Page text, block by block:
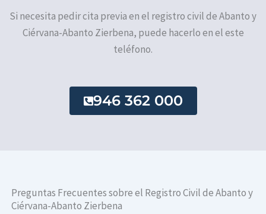
Si necesita pedir cita previa en el registro civil de Abanto y
Ciérvana-Abanto Zierbena, puede hacerlo en el este
teléfono.
946 362 000
Preguntas Frecuentes sobre el Registro Civil de Abanto y
Ciérvana-Abanto Zierbena